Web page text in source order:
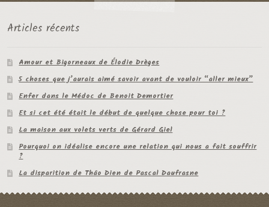
Articles récents
Amour et Bigorneaux de Élodie Drèges
5 choses que j’aurais aimé savoir avant de vouloir “aller mieux”
Enfer dans le Médoc de Benoit Demortier
Et si cet été était le début de quelque chose pour toi ?
La maison aux volets verts de Gérard Giel
Pourquoi on idéalise encore une relation qui nous a fait souffrir
?
La disparition de Thâo Dien de Pascal Daufrasne